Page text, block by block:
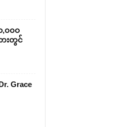
၀၀ဝ
းတွင်
Grace